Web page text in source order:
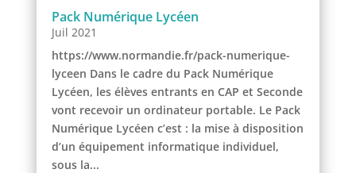
Pack Numérique Lycéen
Juil 2021
https://www.normandie.fr/pack-numerique-
lyceen Dans le cadre du Pack Numérique
Lycéen, les élèves entrants en CAP et Seconde
vont recevoir un ordinateur portable. Le Pack
Numérique Lycéen c’est : la mise à disposition
d’un équipement informatique individuel,
sous la...